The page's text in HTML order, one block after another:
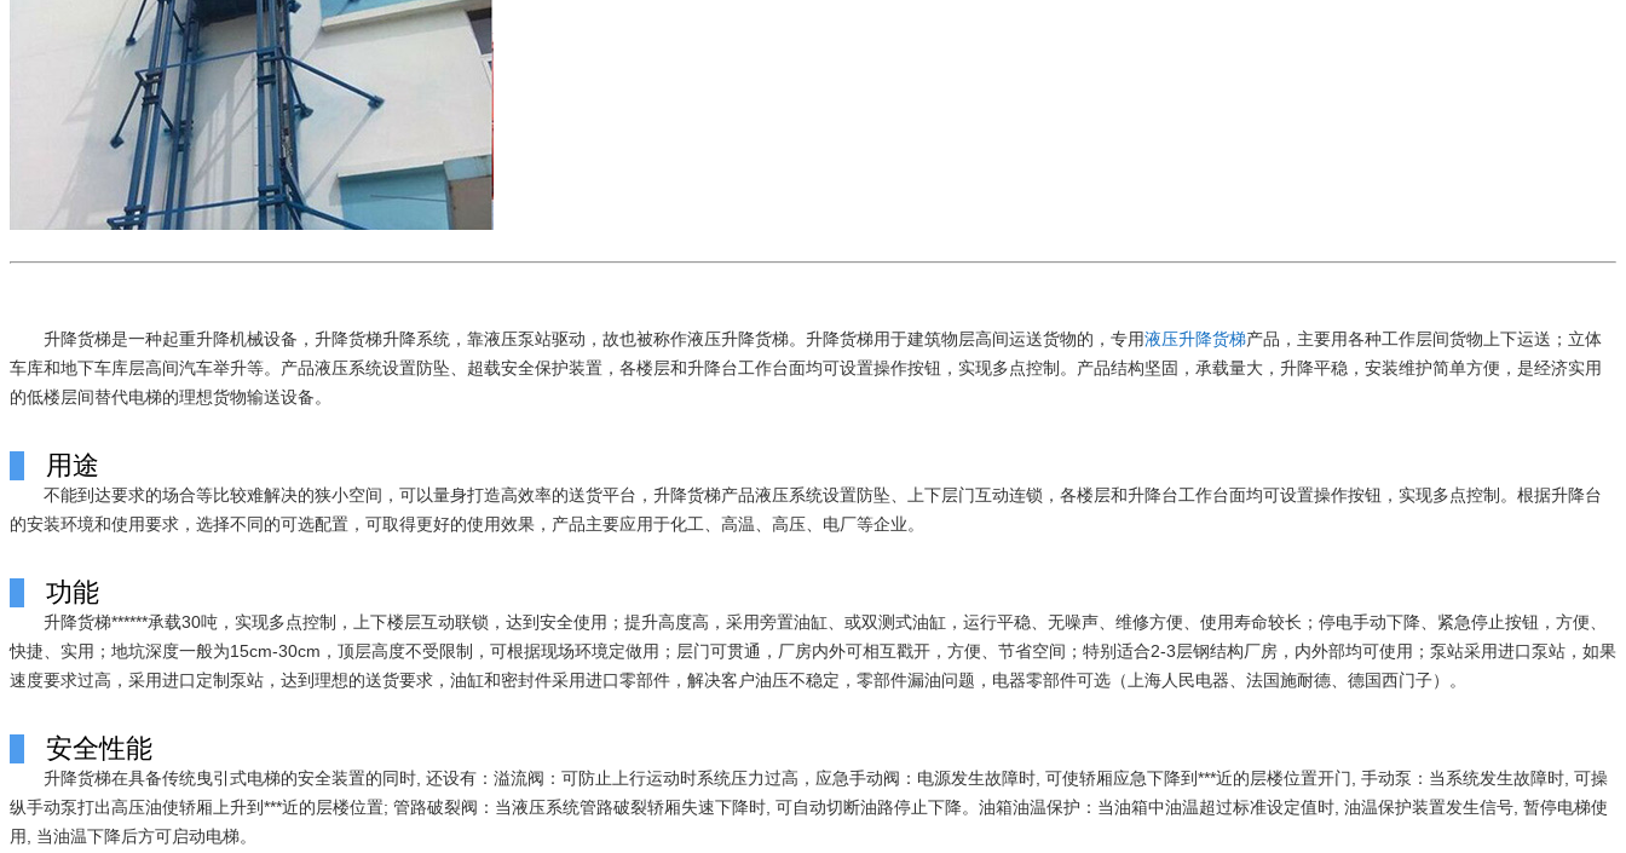
升降货梯是一种起重升降机械设备，升降货梯升降系统，靠液压泵站驱动，故也被称作液压升降货梯。升降货梯用于建筑物层高间运送货物的，专用液压升降货梯产品，主要用各种工作层间货物上下运送；立体
车库和地下车库层高间汽车举升等。产品液压系统设置防坠、超载安全保护装置，各楼层和升降台工作台面均可设置操作按钮，实现多点控制。产品结构坚固，承载量大，升降平稳，安装维护简单方便，是经济实用
的低楼层间替代电梯的理想货物输送设备。
用途
不能到达要求的场合等比较难解决的狭小空间，可以量身打造高效率的送货平台，升降货梯产品液压系统设置防坠、上下层门互动连锁，各楼层和升降台工作台面均可设置操作按钮，实现多点控制。根据升降台
的安装环境和使用要求，选择不同的可选配置，可取得更好的使用效果，产品主要应用于化工、高温、高压、电厂等企业。
功能
升降货梯******承载30吨，实现多点控制，上下楼层互动联锁，达到安全使用；提升高度高，采用旁置油缸、或双测式油缸，运行平稳、无噪声、维修方便、使用寿命较长；停电手动下降、紧急停止按钮，方便、
快捷、实用；地坑深度一般为15cm-30cm，顶层高度不受限制，可根据现场环境定做用；层门可贯通，厂房内外可相互戳开，方便、节省空间；特别适合2-3层钢结构厂房，内外部均可使用；泵站采用进口泵站，如果
速度要求过高，采用进口定制泵站，达到理想的送货要求，油缸和密封件采用进口零部件，解决客户油压不稳定，零部件漏油问题，电器零部件可选（上海人民电器、法国施耐德、德国西门子）。
安全性能
升降货梯在具备传统曳引式电梯的安全装置的同时, 还设有：溢流阀：可防止上行运动时系统压力过高，应急手动阀：电源发生故障时, 可使轿厢应急下降到***近的层楼位置开门, 手动泵：当系统发生故障时, 可操
纵手动泵打出高压油使轿厢上升到***近的层楼位置; 管路破裂阀：当液压系统管路破裂轿厢失速下降时, 可自动切断油路停止下降。油箱油温保护：当油箱中油温超过标准设定值时, 油温保护装置发生信号, 暂停电梯使
用, 当油温下降后方可启动电梯。